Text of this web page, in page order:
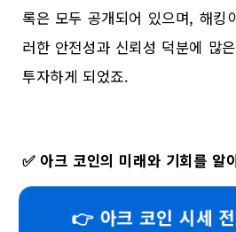
록은 모두 공개되어 있으며, 해킹
러한 안전성과 신뢰성 덕분에 많
투자하게 되었죠.
✅ 아크 코인의 미래와 기회를 알
👉 아크 코인 시세